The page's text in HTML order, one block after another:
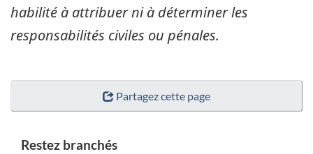
habilité à attribuer ni à déterminer les
responsabilités civiles ou pénales.
Partagez cette page
Restez branchés